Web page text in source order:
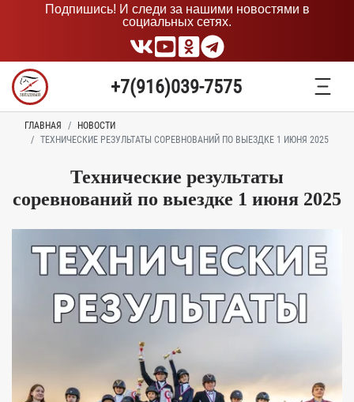
Подпишись! И следи за нашими новостями в
социальных сетях.
+7(916)039-7575
ГЛАВНАЯ
НОВОСТИ
ТЕХНИЧЕСКИЕ РЕЗУЛЬТАТЫ СОРЕВНОВАНИЙ ПО ВЫЕЗДКЕ 1 ИЮНЯ 2025
Технические результаты
соревнований по выездке 1 июня 2025